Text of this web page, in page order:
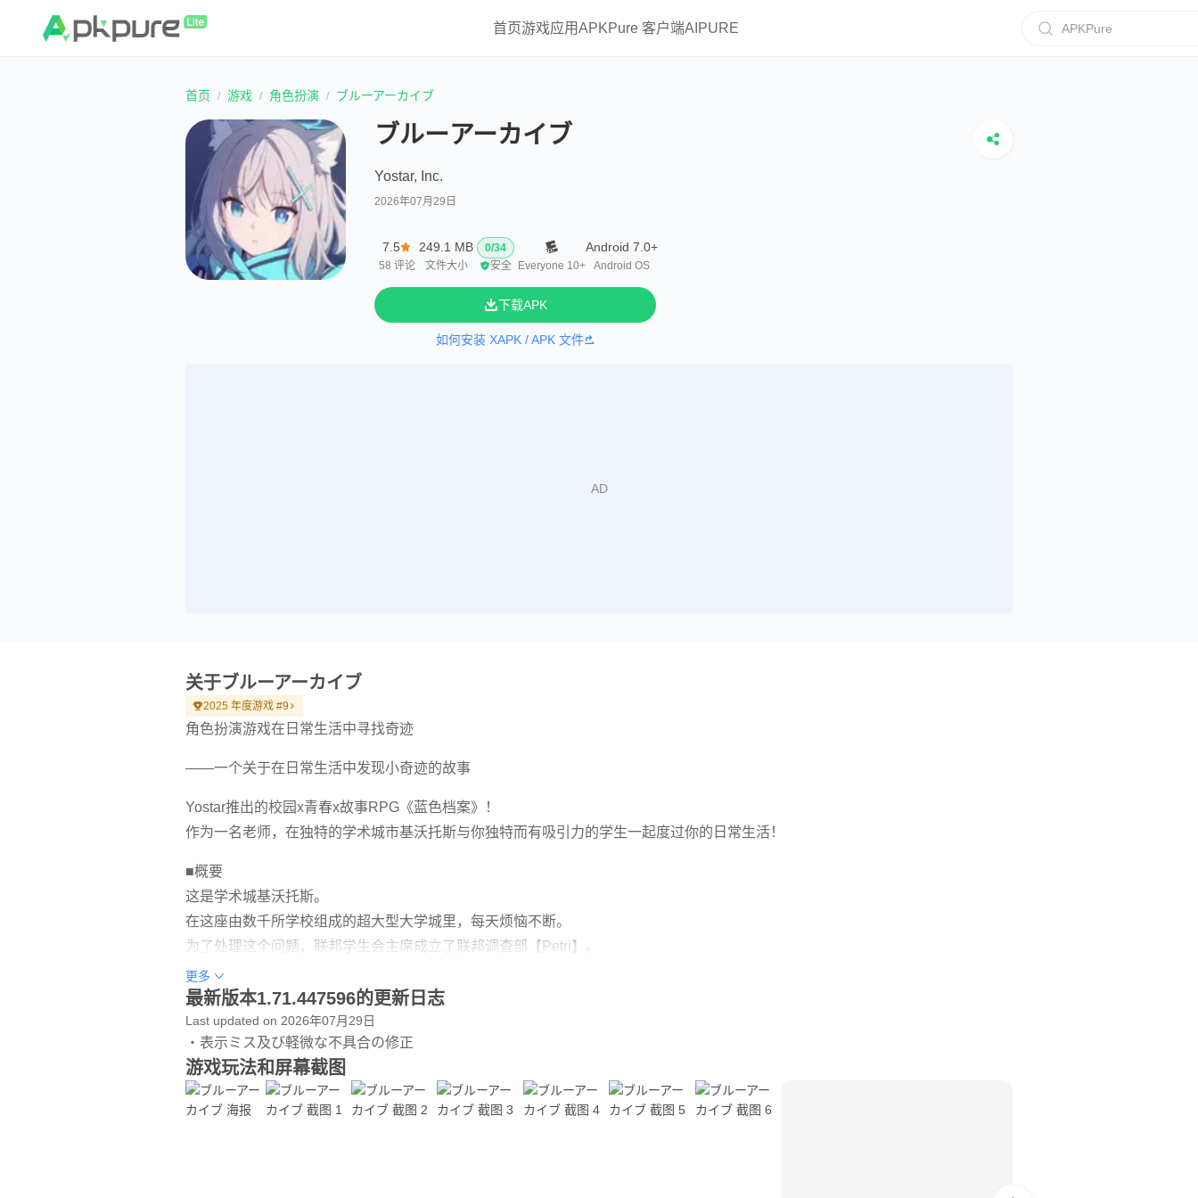
首页游戏应用APKPure 客户端AIPURE APKPure
首页 游戏 角色扮演 ブルーアーカイブ
ブルーアーカイブ
Yostar, Inc.
2026年07月29日
7.5
58 评论
249.1 MB
文件大小
0/34
安全
Everyone 10+
Android 7.0+
Android OS
下载APK
如何安装 XAPK / APK 文件
关于ブルーアーカイブ
2025 年度游戏 #9
角色扮演游戏在日常生活中寻找奇迹
——一个关于在日常生活中发现小奇迹的故事
Yostar推出的校园x青春x故事RPG《蓝色档案》！
作为一名老师，在独特的学术城市基沃托斯与你独特而有吸引力的学生一起度过你的日常生活！
■概要
这是学术城基沃托斯。
在这座由数千所学校组成的超大型大学城里，每天烦恼不断。
为了处理这个问题，联邦学生会主席成立了联邦调查部【Petri】。
故事围绕担任培养皿导师的老师、与他合作的学生以及他在学园都市的日常生活展开。
这是一个绘制的故事。
▼与可爱角色的3D战斗
强大的3D实时战斗！
可爱的角色充满画面，发挥着积极的作用。
作为老师，你可以指导你的学生！
更多
最新版本1.71.447596的更新日志
Last updated on 2026年07月29日
・表示ミス及び軽微な不具合の修正
游戏玩法和屏幕截图